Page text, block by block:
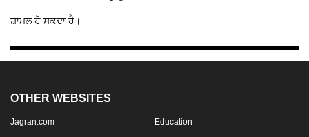
ਸ਼ਾਮਲ ਹੋ ਸਕਦਾ ਹੈ।
OTHER WEBSITES
Jagran.com Education